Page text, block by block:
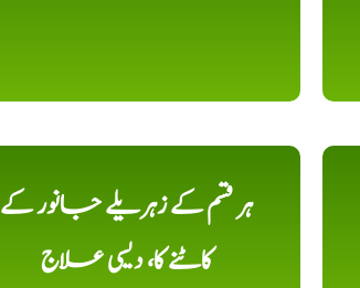
ہر قسم کے زہریلے جانور کے
کاٹنے کا، دیسی علاج